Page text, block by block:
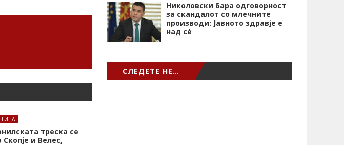
треска се
и Велес,
Николовски бара одговорност
за скандалот со млечните
производи: Јавното здравје е
над сѐ
СЛЕДЕТЕ НЕ…